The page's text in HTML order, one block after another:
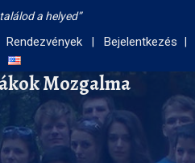
a helyed
Rendezvények Bejelentkezés
Mozgalma